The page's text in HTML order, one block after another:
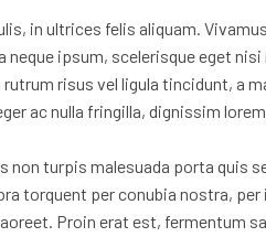
in ultrices felis aliquam.
ipsum, scelerisque eget
risus vel ligula tincidunt,
ac nulla fringilla, dignissim
non turpis malesuada porta
torquent per conubia nostra,
Proin erat est, fermentum